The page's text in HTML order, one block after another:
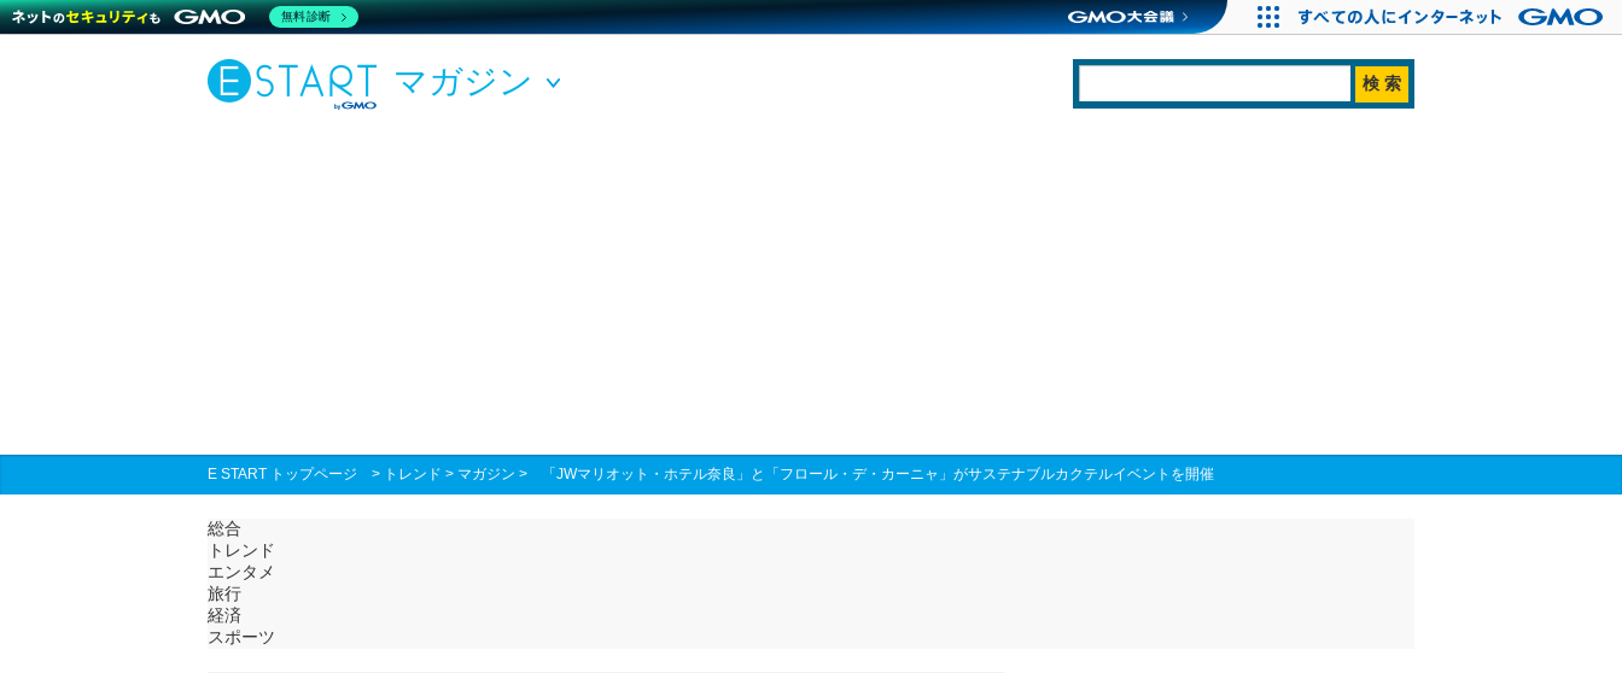
マガジン
E START トップページ > トレンド > マガジン > 「JWマリオット・ホテル奈良」と「フロール・デ・カーニャ」がサステナブルカクテルイベントを開催
総合
トレンド
エンタメ
旅行
経済
スポーツ
無料診断